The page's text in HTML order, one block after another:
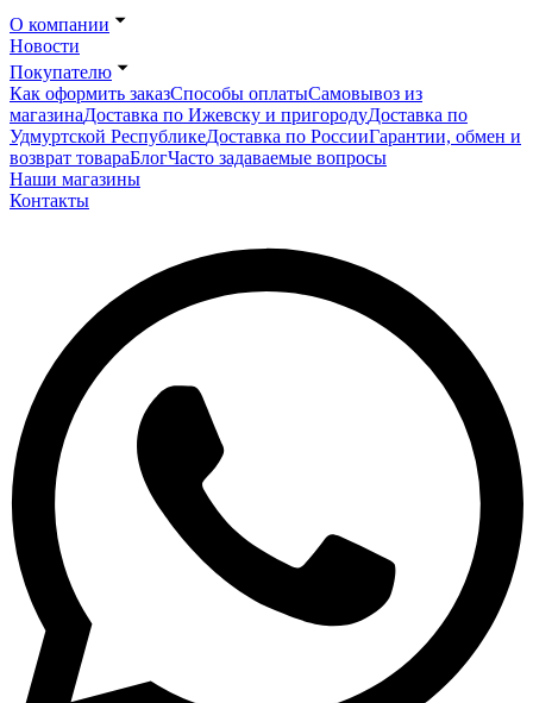
О компании
Новости
Покупателю
Как оформить заказСпособы оплатыСамовывоз из
магазинаДоставка по Ижевску и пригородуДоставка по
Удмуртской РеспубликеДоставка по РоссииГарантии, обмен и
возврат товараБлогЧасто задаваемые вопросы
Наши магазины
Контакты